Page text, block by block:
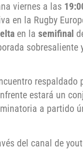
viernes a las
en la Rugby
en la semifinal
sobresaliente
respaldado
estará un
a partido
del canal de